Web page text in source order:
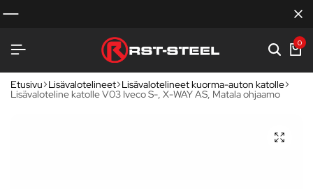
0
Etusivu Lisävalotelineet Lisävalotelineet kuorma-auton katolle
Lisävaloteline katolle V03 Iveco S-, X-WAY AS, Matala ohjaamo